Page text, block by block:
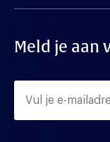
Meld je aan